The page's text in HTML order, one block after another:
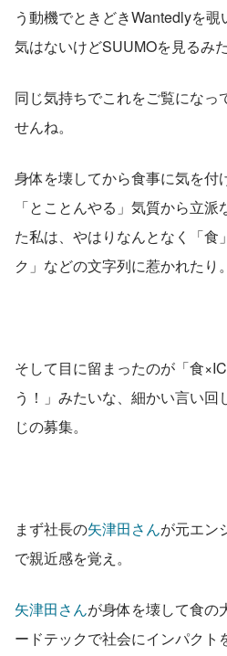
う動機でときどきWantedlyを
気はないけどSUUMOを見るみた
同じ気持ちでこれをご覧になっ
せんね。
身体を壊してから食事に気を付
「とことんやる」気質から立
た私は、やはりなんとなく「食
ク」などの文字列に惹かれたり。
そして目に留まったのが「食
う！」みたいな、細かい言い
じの募集。
まず社長の矢津田さんが元エン
で親近感を覚え。
矢津田さんが身体を壊して食の
ードテックで社会にインパクト